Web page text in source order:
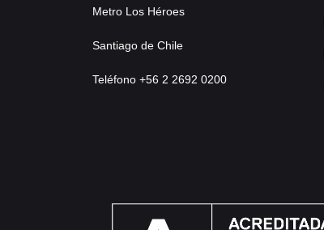
Metro Los Héroes
Santiago de Chile
Teléfono +56 2 2692 0200